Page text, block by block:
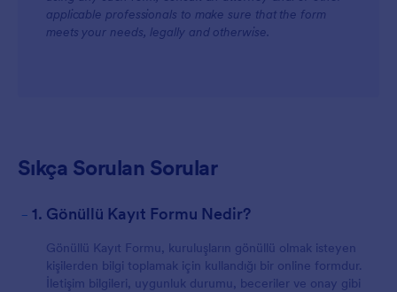
applicable professionals to make sure that the form
meets your needs, legally and otherwise.
Sıkça Sorulan Sorular
- 1. Gönüllü Kayıt Formu Nedir?
Gönüllü Kayıt Formu, kuruluşların gönüllü olmak isteyen
kişilerden bilgi toplamak için kullandığı bir online formdur.
İletişim bilgileri, uygunluk durumu, beceriler ve onay gibi